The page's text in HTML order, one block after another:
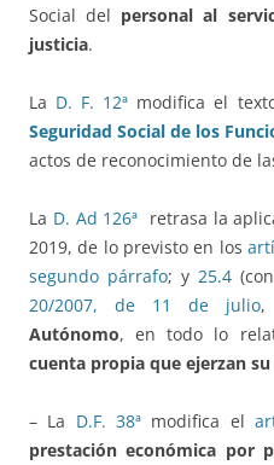
Social del personal al
justicia.
La D. F. 12ª modifica el
Seguridad Social de los
actos de reconocimiento de
La D. Ad 126ª retrasa la
2019, de lo previsto en los
segundo párrafo; y 25.4
20/2007, de 11 de julio,
Autónomo, en todo lo
cuenta propia que ejerzan
– La D.F. 38ª modifica el
prestación económica por